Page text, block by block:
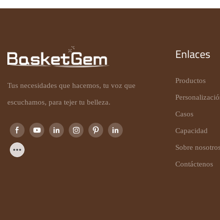
Tus necesidades que hacemos, tu voz que
escuchamos, para tejer tu belleza.
Enlaces
Productos
Casos
Capacidad
Sobre nosotros
Contáctenos